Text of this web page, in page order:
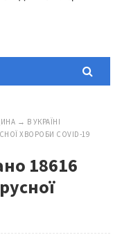
→ В УКРАЇНІ
ХВОРОБИ COVID-19
18616